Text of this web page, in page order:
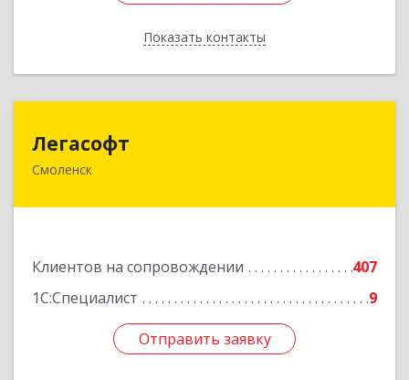
Показать контакты
Назад
Легасофт
Смоленск
Клиентов на сопровождении
407
1С:Специалист
9
Отправить заявку
214018, Смоленская обл, Смоленск г, Ново-
Отправить заявку